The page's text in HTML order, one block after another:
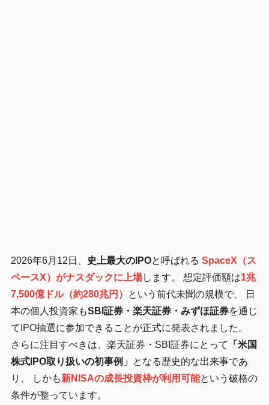
2026年6月12日、 史上最大のIPOと呼ばれる SpaceX（ス
ペースX）がナスダックに上場します。 想定評価額は1兆
7,500億ドル（約280兆円）
という前代未聞の規模で、 日
本の個人投資家もSBI証券・楽天証券・みずほ証券を通じ
てIPO抽選に参加できることが正式に発表されました。
さらに注目すべきは、楽天証券・SBI証券にとって
「米国
株式IPO取り扱いの初事例」 となる歴史的な出来事であ
り、 しかも新NISAの成長投資枠が利用可能という破格の
条件が整っています。